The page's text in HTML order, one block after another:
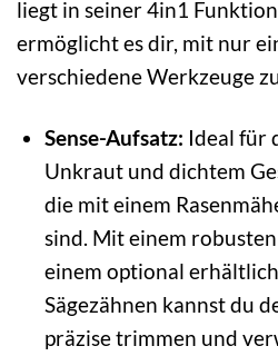
liegt in seiner 4in1
ermöglicht es dir, mit nur
verschiedene Werkzeuge
Sense-Aufsatz: Ideal für
Unkraut und dichtem
die mit einem
sind. Mit einem
einem optional
Sägezähnen kannst du
präzise trimmen und